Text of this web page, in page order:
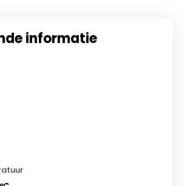
informatie